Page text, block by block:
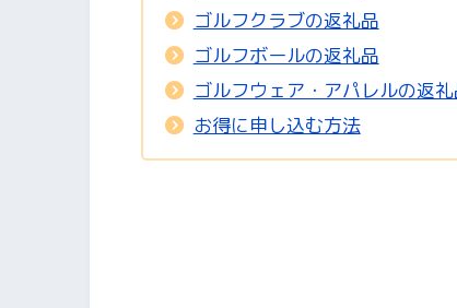
ゴルフクラブの返礼品
ゴルフボールの返礼品
ゴルフウェア・アパレルの返
お得に申し込む方法